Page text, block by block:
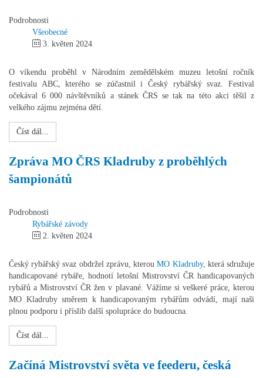
Podrobnosti
Všeobecné
3. květen 2024
O víkendu proběhl v Národním zemědělském muzeu letošní ročník
festivalu ABC, kterého se zúčastnil i Český rybářský svaz. Festival
očekával 6 000 návštěvníků a stánek ČRS se tak na této akci těšil z
velkého zájmu zejména dětí.
Číst dál...
Zpráva MO ČRS Kladruby z proběhlých
šampionátů
Podrobnosti
Rybářské závody
2. květen 2024
Český rybářský svaz obdržel zprávu, kterouMO Kladruby, která sdružuje
handicapované rybáře, hodnotí letošní Mistrovství ČR handicapovaných
rybářů a Mistrovství ČR žen v plavané. Vážíme si veškeré práce, kterou
MO Kladruby směrem k handicapovaným rybářům odvádí, mají naši
plnou podporu i příslib další spolupráce do budoucna.
Číst dál...
Začíná Mistrovství světa ve feederu, česká